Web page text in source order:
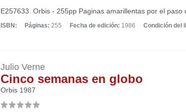
E257633. Orbis - 255pp Paginas amarillentas por el paso
ISBN: Páginas: 255 Fecha de edición: 1986 Condición del
Julio Verne
Cinco semanas en globo
Orbis 1987